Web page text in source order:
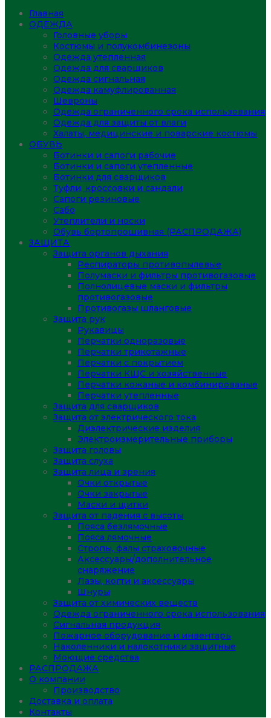
Главная
ОДЕЖДА
Головные уборы
Костюмы и полукомбинезоны
Одежда утепленная
Одежда для сварщиков
Одежда сигнальная
Одежда камуфлированная
Шевроны
Одежда ограниченного срока использования
Одежда для защиты от влаги
Халаты, медицинские и поварские костюмы
ОБУВЬ
Ботинки и сапоги рабочие
Ботинки и сапоги утепленные
Ботинки для сварщиков
Туфли, кроссовки и сандали
Сапоги резиновые
Сабо
Утеплители и носки
Обувь бортопрошивная (РАСПРОДАЖА)
ЗАЩИТА
Защита органов дыхания
Респираторы противопылевые
Полумаски и фильтры противогазовые
Полнолицевые маски и фильтры
противогазовые
Противогазы шланговые
Защита рук
Рукавицы
Перчатки одноразовые
Перчатки трикотажные
Перчатки с покрытием
Перчатки КЩС и хозяйственные
Перчатки кожаные и комбинированые
Перчатки утепленные
Защита для сварщиков
Защита от электрического тока
Диэлектрические изделия
Электроизмерительные приборы
Защита головы
Защита слуха
Защита лица и зрения
Очки открытые
Очки закрытые
Маски и щитки
Защита от падения с высоты
Пояса безлямочные
Пояса лямочные
Стропы, фалы страховочные
Аксессуары/дополнительное
снаряжение
Лазы, когти и аксессуары
Шнуры
Защита от химических веществ
Одежда ограниченного срока использования
Сигнальная продукция
Пожарное оборудование и инвентарь
Наколенники и налокотники защитные
Моющие средства
РАСПРОДАЖА
О компании
Производство
Доставка и оплата
Контакты